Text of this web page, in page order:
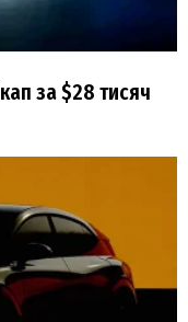
за $28 тисяч